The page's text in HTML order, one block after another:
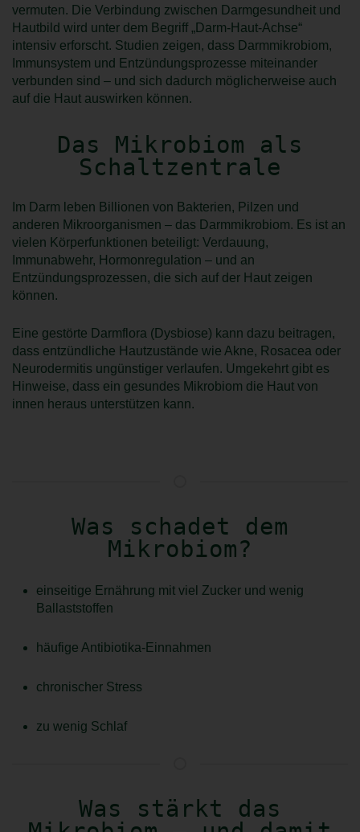
vermuten. Die Verbindung zwischen Darmgesundheit und
Hautbild wird unter dem Begriff „Darm-Haut-Achse“
intensiv erforscht. Studien zeigen, dass Darmmikrobiom,
Immunsystem und Entzündungsprozesse miteinander
verbunden sind – und sich dadurch möglicherweise auch
auf die Haut auswirken können.
Das Mikrobiom als
Schaltzentrale
Im Darm leben Billionen von Bakterien, Pilzen und
anderen Mikroorganismen – das Darmmikrobiom. Es ist an
vielen Körperfunktionen beteiligt: Verdauung,
Immunabwehr, Hormonregulation – und an
Entzündungsprozessen, die sich auf der Haut zeigen
können.
Eine gestörte Darmflora (Dysbiose) kann dazu beitragen,
dass entzündliche Hautzustände wie Akne, Rosacea oder
Neurodermitis ungünstiger verlaufen. Umgekehrt gibt es
Hinweise, dass ein gesundes Mikrobiom die Haut von
innen heraus unterstützen kann.
Was schadet dem
Mikrobiom?
einseitige Ernährung mit viel Zucker und wenig
Ballaststoffen
häufige Antibiotika-Einnahmen
chronischer Stress
zu wenig Schlaf
Was stärkt das